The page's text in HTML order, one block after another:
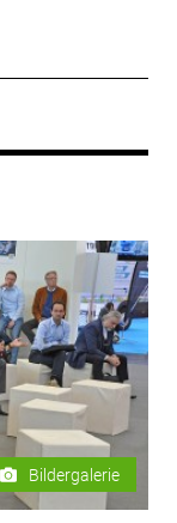
Bildergalerie